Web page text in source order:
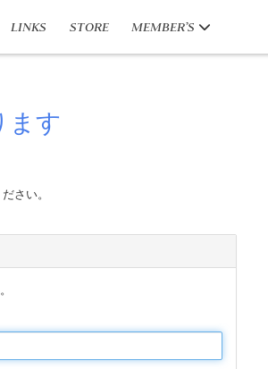
LINKS STORE MEMBER’S
ます
さい。